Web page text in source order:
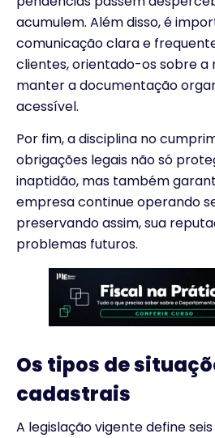
acumulem. Além disso, é
comunicação clara e
clientes, orientado-os sobre a
manter a documentação
acessível.
Por fim, a disciplina no
obrigações legais não só
inaptidão, mas também
empresa continue operando
preservando assim, sua
problemas futuros.
Os tipos de
cadastrais
A legislação vigente define